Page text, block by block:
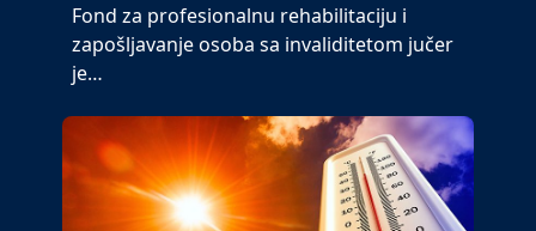
Fond za profesionalnu rehabilitaciju i
zapošljavanje osoba sa invaliditetom jučer
je…